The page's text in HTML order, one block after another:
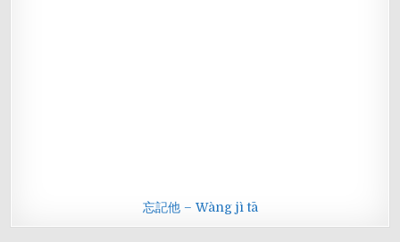
忘記他 – Wàng jì tā